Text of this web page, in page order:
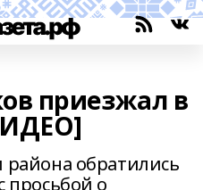
приезжал в
района обратились
просьбой о